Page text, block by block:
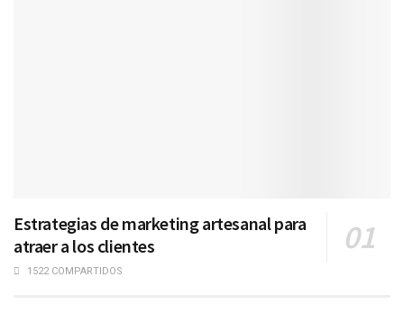
Estrategias de marketing artesanal para
atraer a los clientes
1522 COMPARTIDOS